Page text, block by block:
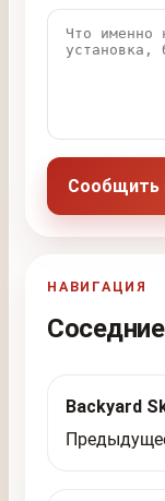
Сообщить
НАВИГАЦИЯ
Backyard